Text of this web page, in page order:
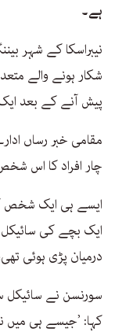
ہے۔
شکار ہونے والے
پیش آنے کے بعد
چار افراد کا اس
ایسے ہی ایک شخص
ایک بچے کی
درمیان پڑی ہوئی
سورنسن نے سائیکل
کہا: ’جیسے ہی میں